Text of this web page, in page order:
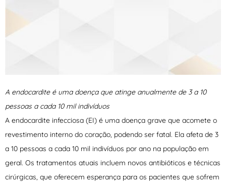
A endocardite é uma doença que atinge anualmente de 3 a 10
pessoas a cada 10 mil indivíduos
A endocardite infecciosa (EI) é uma doença grave que acomete o
revestimento interno do coração, podendo ser fatal. Ela afeta de 3
a 10 pessoas a cada 10 mil indivíduos por ano na população em
geral. Os tratamentos atuais incluem novos antibióticos e técnicas
cirúrgicas, que oferecem esperança para os pacientes que sofrem